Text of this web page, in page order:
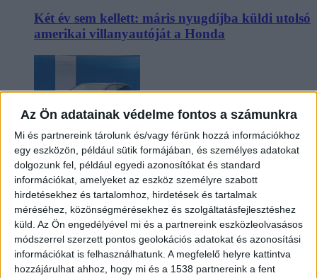
Az Ön adatainak védelme fontos a számunkra
Mi és partnereink tárolunk és/vagy férünk hozzá információkhoz
egy eszközön, például sütik formájában, és személyes adatokat
dolgozunk fel, például egyedi azonosítókat és standard
információkat, amelyeket az eszköz személyre szabott
hirdetésekhez és tartalomhoz, hirdetések és tartalmak
méréséhez, közönségmérésekhez és szolgáltatásfejlesztéshez
küld. Az Ön engedélyével mi és a partnereink eszközleolvasásos
módszerrel szerzett pontos geolokációs adatokat és azonosítási
információkat is felhasználhatunk. A megfelelő helyre kattintva
hozzájárulhat ahhoz, hogy mi és a 1538 partnereink a fent
Két év sem kellett: máris nyugdíjba küldi utolsó
amerikai villanyautóját a Honda
Kilencmillió alatt indul a legolcsóbb elektromos
Volkswagen